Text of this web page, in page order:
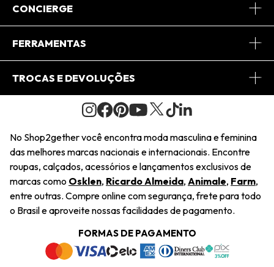
Sobre Nós
Journal
Saiu na Mídia
Sustentabilidade
Navegando
Termos e Condições
CONCIERGE
Central de Relacionamento
Regulamento e Promoções
FERRAMENTAS
Minha Conta
Pedido de Presente
Wishlist
TROCAS E DEVOLUÇÕES
Condições Gerais
Troca Fácil
Restituição de Pagamento
Dúvidas Frequentes
Termos e Condições
Política de Privacidade
No Shop2gether você encontra moda masculina e feminina
das melhores marcas nacionais e internacionais. Encontre
roupas, calçados, acessórios e lançamentos exclusivos de
marcas como Osklen, Ricardo Almeida, Animale, Farm,
entre outras. Compre online com segurança, frete para todo
o Brasil e aproveite nossas facilidades de pagamento.
FORMAS DE PAGAMENTO